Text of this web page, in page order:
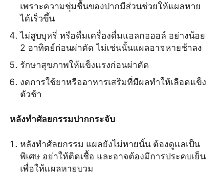
เพราะความชุ่มชื้นของปากมีส่วนช่วยให้แผลหาย
ได้เร็วขึ้น
ไม่สูบบุหรี่ หรือดื่มเครื่องดื่มแอลกอฮอล์ อย่างน้อย
2 อาทิตย์ก่อนผ่าตัด ไม่เช่นนั้นแผลอาจหายช้าลง
รักษาสุขภาพให้แข็งแรงก่อนผ่าตัด
งดการใช้ยาหรืออาหารเสริมที่มีผลทำให้เลือดแข็ง
ตัวช้า
หลังทำศัลยกรรมปากกระจับ
หลังทำศัลยกรรม แผลยังไม่หายนั้น ต้องดูแลเป็น
พิเศษ อย่าให้ติดเชื้อ และอาจต้องมีการประคบเย็น
เพื่อให้แผลหายบวม